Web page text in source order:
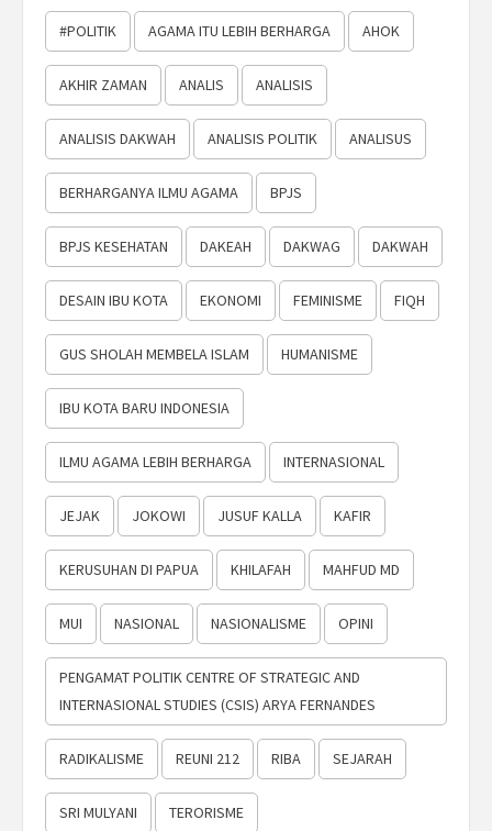
#POLITIK AGAMA ITU LEBIH BERHARGA AHOK
AKHIR ZAMAN ANALIS ANALISIS
ANALISIS DAKWAH ANALISIS POLITIK ANALISUS
BERHARGANYA ILMU AGAMA BPJS
BPJS KESEHATAN DAKEAH DAKWAG DAKWAH
DESAIN IBU KOTA EKONOMI FEMINISME FIQH
GUS SHOLAH MEMBELA ISLAM HUMANISME
IBU KOTA BARU INDONESIA
ILMU AGAMA LEBIH BERHARGA INTERNASIONAL
JEJAK JOKOWI JUSUF KALLA KAFIR
KERUSUHAN DI PAPUA KHILAFAH MAHFUD MD
MUI NASIONAL NASIONALISME OPINI
PENGAMAT POLITIK CENTRE OF STRATEGIC AND
INTERNASIONAL STUDIES (CSIS) ARYA FERNANDES
RADIKALISME REUNI 212 RIBA SEJARAH
SRI MULYANI TERORISME